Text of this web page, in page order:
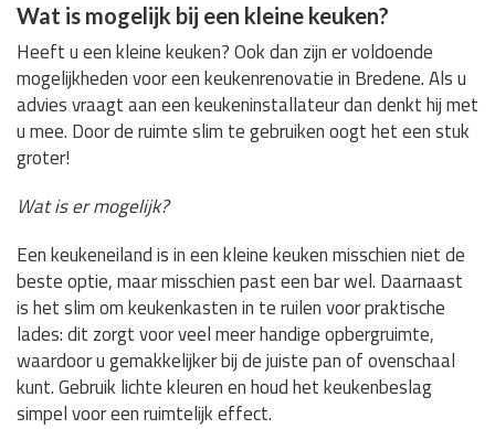
Wat is mogelijk bij een kleine keuken?
Heeft u een kleine keuken? Ook dan zijn er voldoende
mogelijkheden voor een keukenrenovatie in Bredene. Als u
advies vraagt aan een keukeninstallateur dan denkt hij met
u mee. Door de ruimte slim te gebruiken oogt het een stuk
groter!
Wat is er mogelijk?
Een keukeneiland is in een kleine keuken misschien niet de
beste optie, maar misschien past een bar wel. Daarnaast
is het slim om keukenkasten in te ruilen voor praktische
lades: dit zorgt voor veel meer handige opbergruimte,
waardoor u gemakkelijker bij de juiste pan of ovenschaal
kunt. Gebruik lichte kleuren en houd het keukenbeslag
simpel voor een ruimtelijk effect.